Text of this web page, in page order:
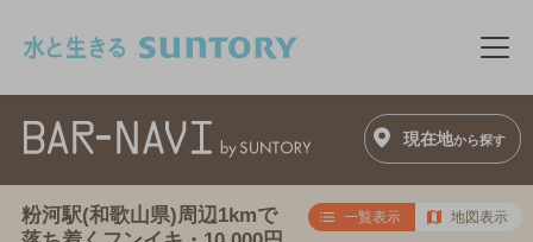
メ
現在地から探す
粉河駅(和歌山県)周辺1kmで
一覧表示 地図表示